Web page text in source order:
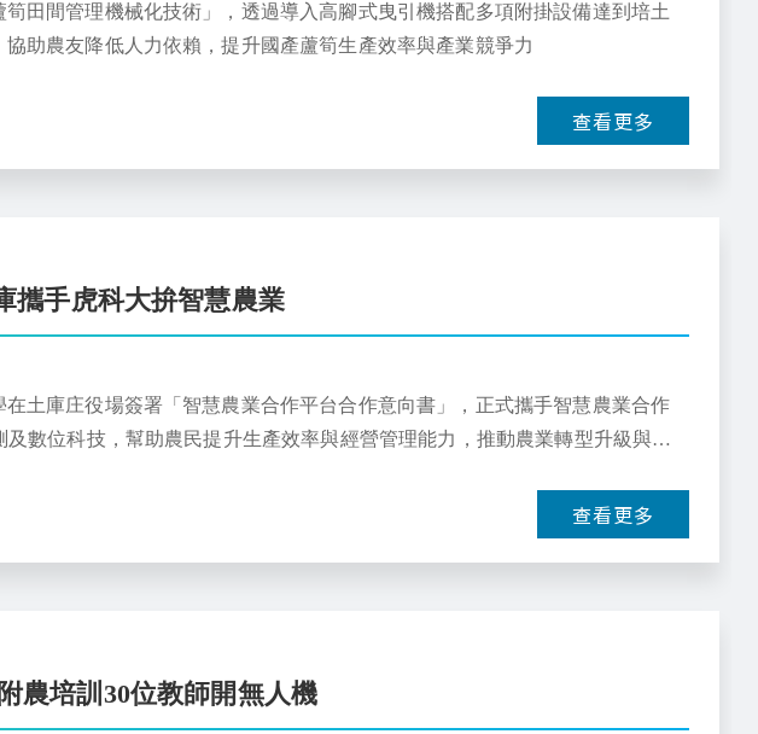
田間管理機械化技術」，透過導入高腳式曳引機搭配多項附掛設備達到培土
助農友降低人力依賴，提升國產蘆筍生產效率與產業競爭力
查看更多
攜手虎科大拚智慧農業
土庫庄役場簽署「智慧農業合作平台合作意向書」，正式攜手智慧農業合作
數位科技，幫助農民提升生產效率與經營管理能力，推動農業轉型升級與人
查看更多
農培訓30位教師開無人機